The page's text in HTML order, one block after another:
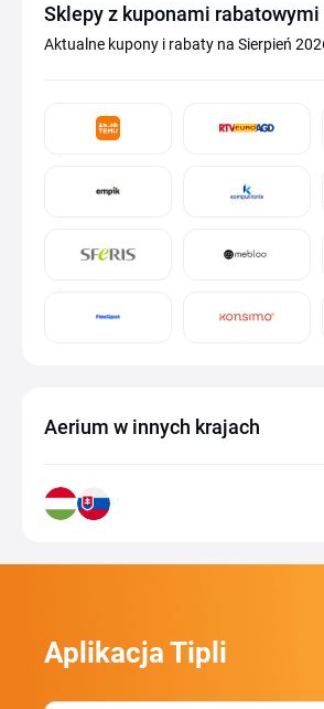
Sklepy z kuponami rabatowymi
Aktualne kupony i rabaty na Sierpień
Aerium w innych krajach
Aplikacja Tipli